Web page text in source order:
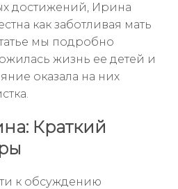
достижений, Ирина
как заботливая мать
мы подробно
жизнь ее детей и
оказала на них
Краткий
к обсуждению